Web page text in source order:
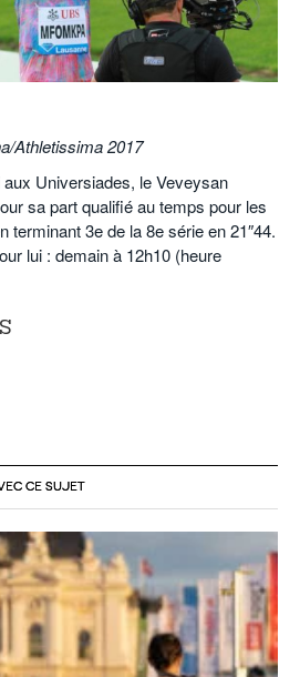
Athletissima 2017
aux Universiades, le Veveysan
sa part qualifié au temps pour les
terminant 3e de la 8e série en 21″44.
lui : demain à 12h10 (heure
CE SUJET